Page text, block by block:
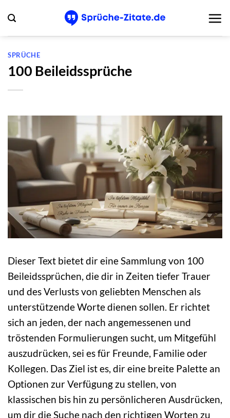
Inhalt
springen
SPRÜCHE
100 Beileidssprüche
Dieser Text bietet dir eine Sammlung von 100
Beileidssprüchen, die dir in Zeiten tiefer Trauer
und des Verlusts von geliebten Menschen als
unterstützende Worte dienen sollen. Er richtet
sich an jeden, der nach angemessenen und
tröstenden Formulierungen sucht, um Mitgefühl
auszudrücken, sei es für Freunde, Familie oder
Kollegen. Das Ziel ist es, dir eine breite Palette an
Optionen zur Verfügung zu stellen, von
klassischen bis hin zu persönlicheren Ausdrücken,
um dir die Suche nach den richtigen Worten zu